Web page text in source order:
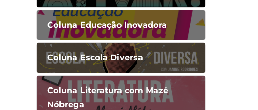
Coluna Educação Inovadora
Coluna Escola Diversa
Coluna Literatura com Mazé
Nóbrega